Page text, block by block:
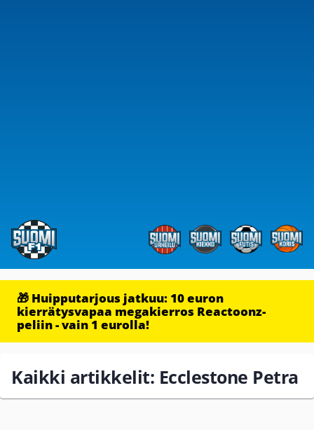
🎁 Huipputarjous jatkuu: 10 euron
kierrätysvapaa megakierros Reactoonz-
peliin - vain 1 eurolla!
Kaikki artikkelit: Ecclestone Petra